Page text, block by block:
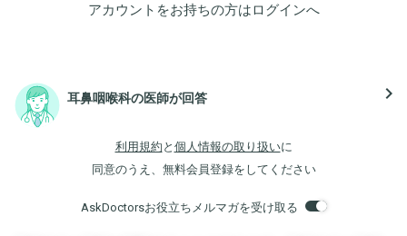
アカウントをお持ちの方はログインへ
耳鼻咽喉科の医師が回答 navigate_next
利用規約 と 個人情報の取り扱いに
同意のうえ、無料会員登録をしてください
AskDoctorsお役立ちメルマガを受け取る